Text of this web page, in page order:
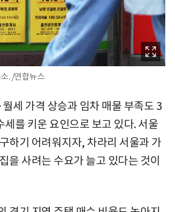
. /연합뉴스
세 가격 상승과 임차 매물 부족도 3
세를 키운 요인으로 보고 있다. 서울
하기 어려워지자, 차라리 서울과 가
을 사려는 수요가 늘고 있다는 것이